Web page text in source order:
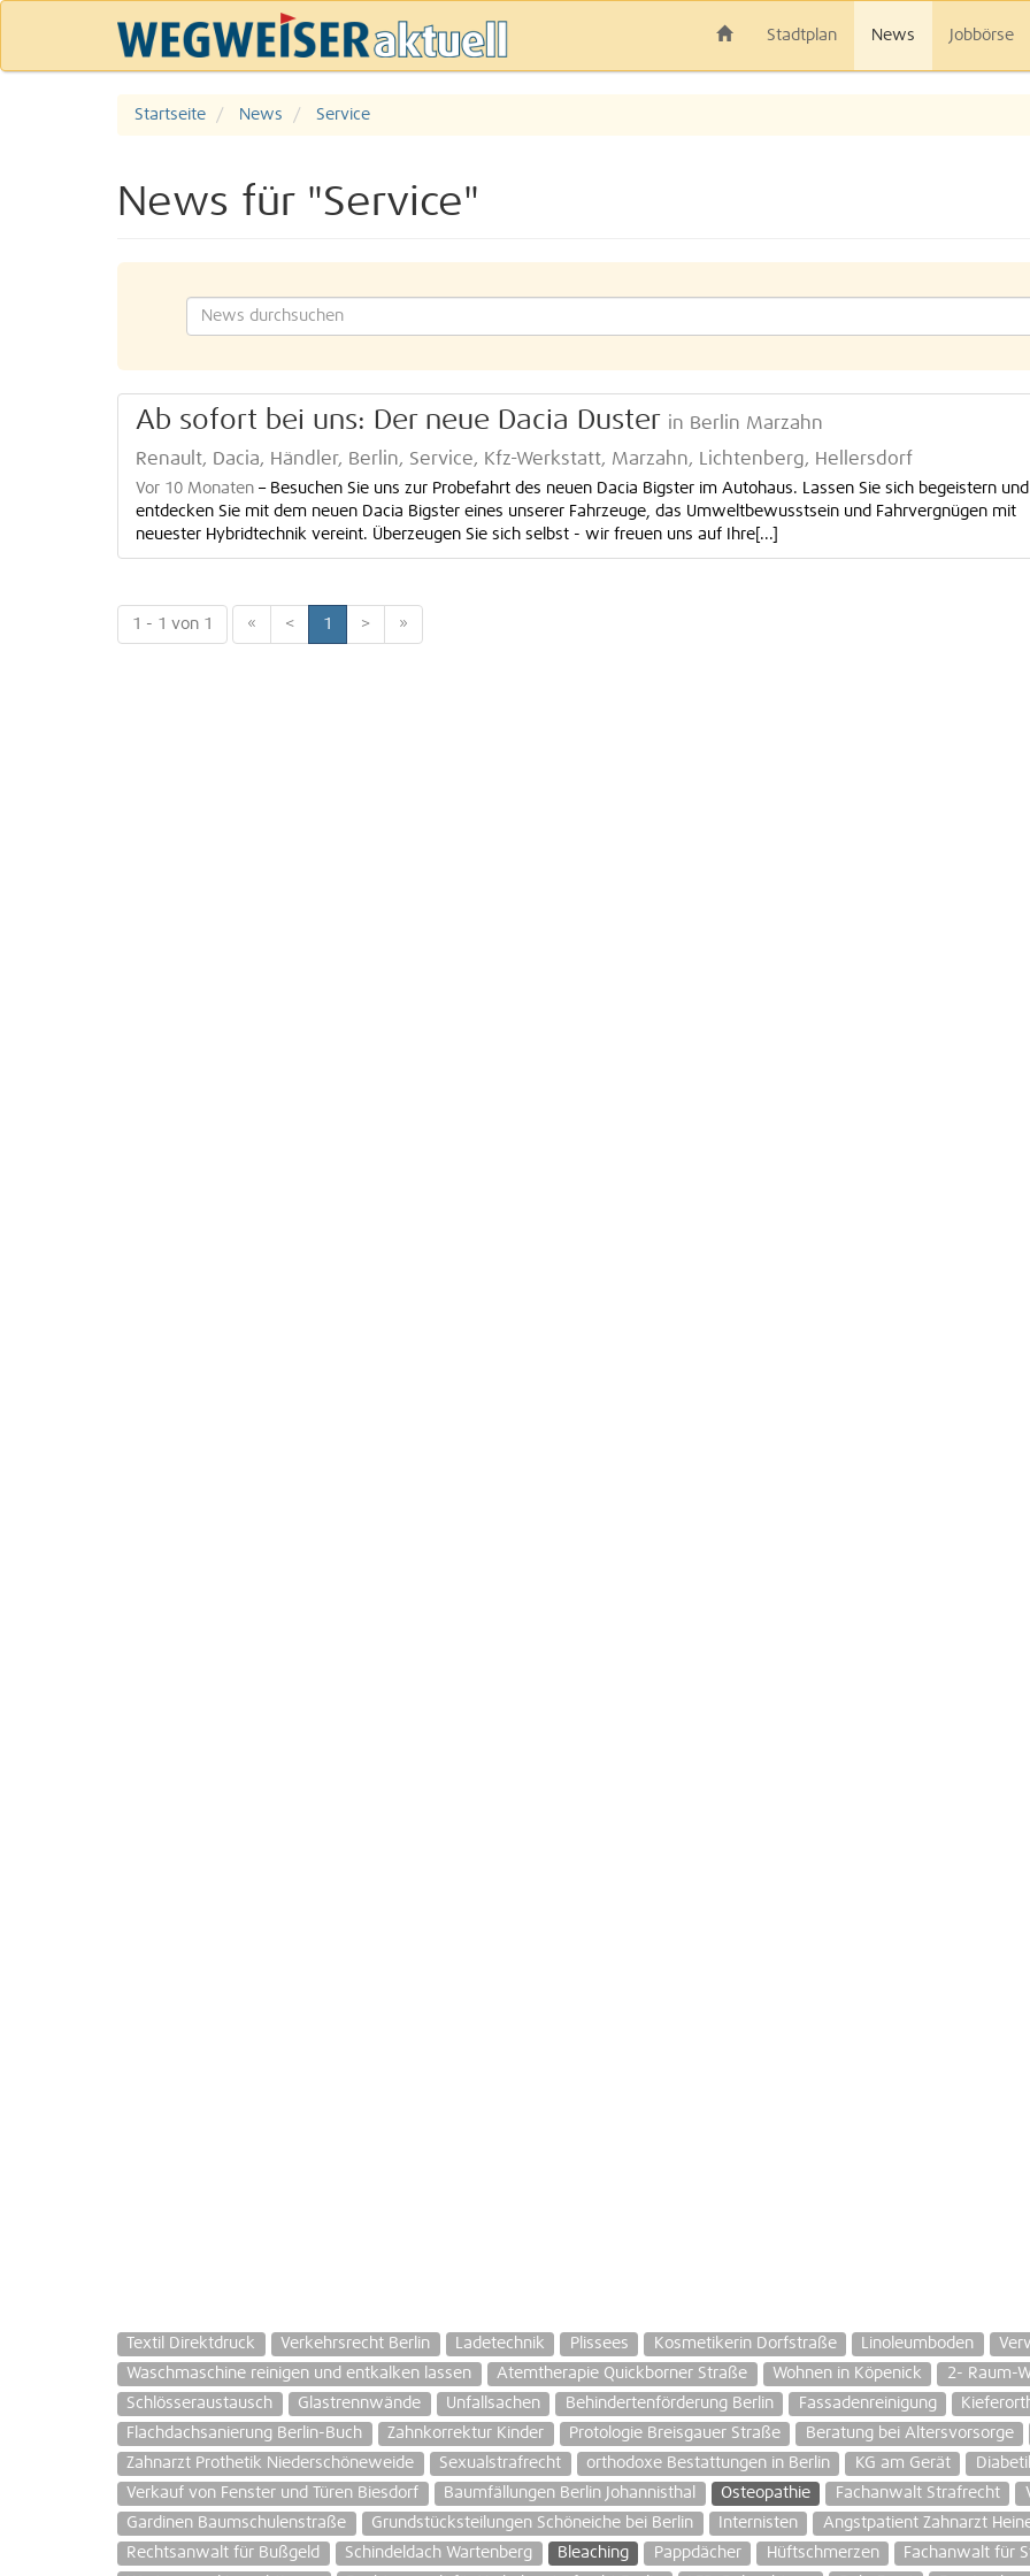
Stadtplan News Jobbörse
Startseite News Service
News für "Service"
Ab sofort bei uns: Der neue Dacia Duster in Berlin Marzahn
Renault, Dacia, Händler, Berlin, Service, Kfz-Werkstatt, Marzahn, Lichtenberg, Hellersdorf
Vor 10 Monaten – Besuchen Sie uns zur Probefahrt des neuen Dacia Bigster im Autohaus. Lassen Sie sich begeistern und
entdecken Sie mit dem neuen Dacia Bigster eines unserer Fahrzeuge, das Umweltbewusstsein und Fahrvergnügen mit
neuester Hybridtechnik vereint. Überzeugen Sie sich selbst - wir freuen uns auf Ihre[...]
1 - 1 von 1 « < 1 > »
Textil Direktdruck Verkehrsrecht Berlin Ladetechnik Plissees Kosmetikerin Dorfstraße Linoleumboden
Waschmaschine reinigen und entkalken lassen
Atemtherapie Quickborner Straße Wohnen in Köpenick 2- Raum-
Schlösseraustausch
Glastrennwände Unfallsachen Behindertenförderung Berlin Fassadenreinigung
Flachdachsanierung Berlin-Buch
Zahnkorrektur Kinder Protologie Breisgauer Straße Beratung bei Altersvorsorge
Zahnarzt Prothetik Niederschöneweide
Sexualstrafrecht orthodoxe Bestattungen in Berlin KG am Gerät
Verkauf von Fenster und Türen Biesdorf
Baumfällungen Berlin Johannisthal Osteopathie Fachanwalt Strafrecht
Gardinen Baumschulenstraße
Grundstücksteilungen Schöneiche bei Berlin Internisten Angstpatient Zahnarzt
Rechtsanwalt für Bußgeld
Schindeldach Wartenberg Bleaching Pappdächer Hüftschmerzen Fachanwalt für